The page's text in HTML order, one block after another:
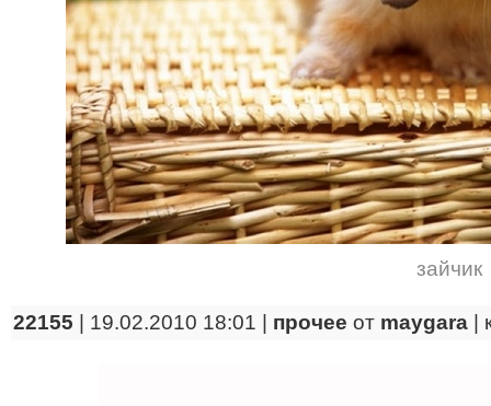
зайчик
22155 | 19.02.2010 18:01 | прочее от maygara